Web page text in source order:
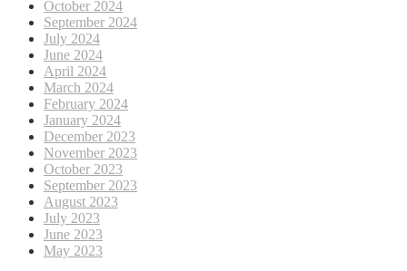
October 2024
September 2024
July 2024
June 2024
April 2024
March 2024
February 2024
January 2024
December 2023
November 2023
October 2023
September 2023
August 2023
July 2023
June 2023
May 2023